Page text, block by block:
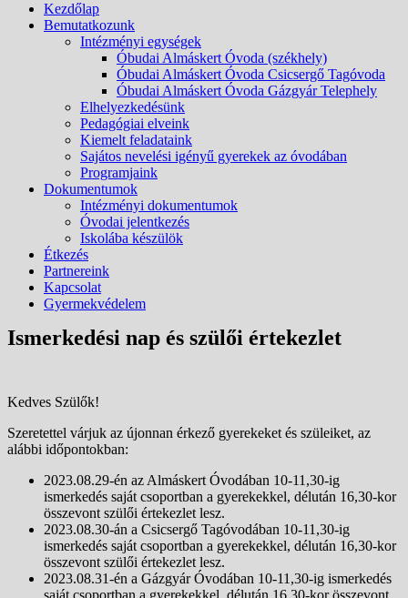
Kezdőlap
Bemutatkozunk
Intézményi egységek
Óbudai Almáskert Óvoda (székhely)
Óbudai Almáskert Óvoda Csicsergő Tagóvoda
Óbudai Almáskert Óvoda Gázgyár Telephely
Elhelyezkedésünk
Pedagógiai elveink
Kiemelt feladataink
Sajátos nevelési igényű gyerekek az óvodában
Programjaink
Dokumentumok
Intézményi dokumentumok
Óvodai jelentkezés
Iskolába készülök
Étkezés
Partnereink
Kapcsolat
Gyermekvédelem
Ismerkedési nap és szülői értekezlet
Kedves Szülők!
Szeretettel várjuk az újonnan érkező gyerekeket és szüleiket, az
alábbi időpontokban:
2023.08.29-én az Almáskert Óvodában 10-11,30-ig
ismerkedés saját csoportban a gyerekekkel, délután 16,30-kor
összevont szülői értekezlet lesz.
2023.08.30-án a Csicsergő Tagóvodában 10-11,30-ig
ismerkedés saját csoportban a gyerekekkel, délután 16,30-kor
összevont szülői értekezlet lesz.
2023.08.31-én a Gázgyár Óvodában 10-11,30-ig ismerkedés
saját csoportban a gyerekekkel, délután 16,30-kor összevont